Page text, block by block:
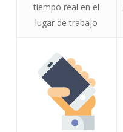
tiempo real en el
lugar de trabajo